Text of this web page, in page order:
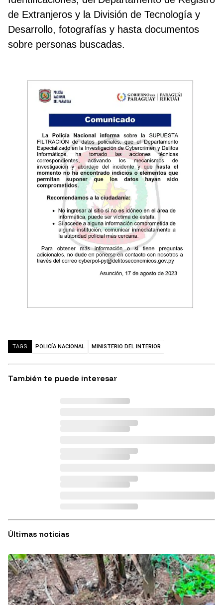
de Extranjeros y la División de Tecnología y
Desarrollo, fotografías y hasta documentos
sobre personas buscadas.
TAGS POLICÍA NACIONAL MINISTERIO DEL INTERIOR
También te puede interesar
Últimas noticias